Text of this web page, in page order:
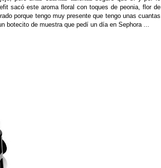
sacó este aroma floral con toques de peonia, flor de
porque tengo muy presente que tengo unas cuantas
botecito de muestra que pedí un día en Sephora ...